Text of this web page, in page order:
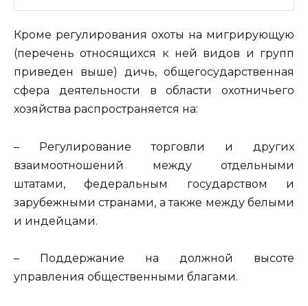
Кроме регулирования охоты на мигрирующую
(перечень относящихся к ней видов и групп
приведен выше) дичь, общегосударственная
сфера деятельности в области охотничьего
хозяйства распространяется на:
– Регулирование торговли и других
взаимоотношений между отдельными
штатами, федеральным государством и
зарубежными странами, а также между белыми
и индейцами.
– Поддержание на должной высоте
управления общественными благами.